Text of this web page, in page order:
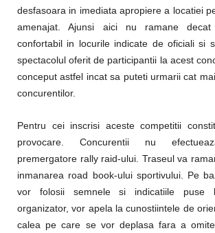
desfasoara in imediata apropiere a locatiei
amenajat. Ajunsi aici nu ramane
confortabil in locurile indicate de oficiali si
spectacolul oferit de participantii la acest
conceput astfel incat sa puteti urmarii cat
concurentilor.
Pentru cei inscrisi aceste competitii
provocare. Concurentii nu
premergatore rally raid-ului. Traseul va
inmanarea road book-ului sportivului. Pe
vor folosii semnele si indicatiile puse
organizator, vor apela la cunostiintele de
calea pe care se vor deplasa fara a